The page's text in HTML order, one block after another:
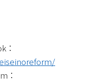
：
：